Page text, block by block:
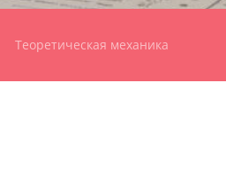
Теоретическая механика